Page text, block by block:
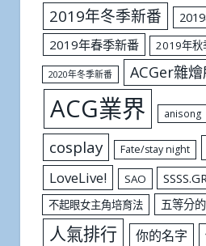
2019年冬季新番
2019年春季新番
2019年秋
2020年冬季新番 ACGer雜
ACG業界 anisong
cosplay Fate/stay night
LoveLive! SAO
不起眼女主角培育法 五等分
人氣排行 你的名字